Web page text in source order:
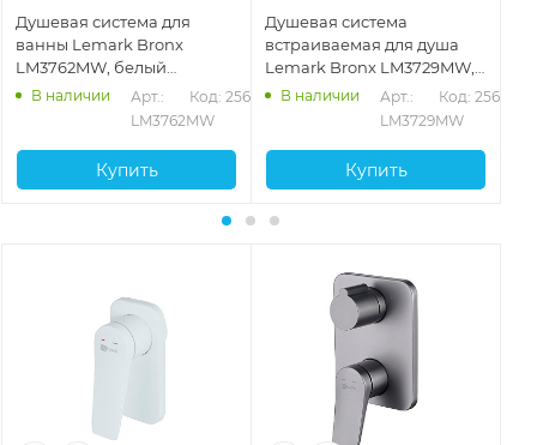
Душевая система для
ванны Lemark Bronx
LM3762MW, белый
матовый
В наличии
Арт.:
LM3762MW
Код: 25663
Купить
Душевая система
встраиваемая для душа
Lemark Bronx LM3729MW,
белый матовый
В наличии
Арт.:
LM3729MW
Код: 25619
Купить